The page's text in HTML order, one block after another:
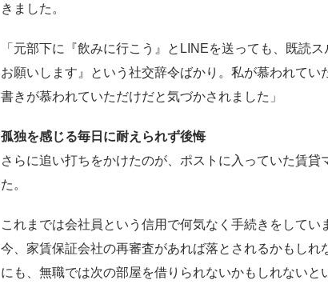
きました。
「元部下に『飲みに行こう』とLINEを送っても、既読
お願いします』という社交辞令ばかり。私が慕われてい
書きが慕われていただけだと気づかされました」
孤独を感じる毎日に耐えられず後悔
さらに追い打ちをかけたのが、ポストに入っていた賃貸
た。
これまでは会社員という信用で何気なく手続きをしてい
今、家賃保証会社の再審査があれば落とされるかもしれ
にも、無職では次の部屋を借りられないかもしれないと